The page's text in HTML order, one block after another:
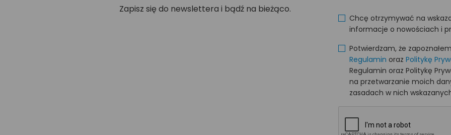
Zapisz się do newslettera i bądź na bieżąco.
Chcę otrzymywać na
informacje o nowościach i
Potwierdzam, że
Regulamin oraz Politykę
Regulamin oraz Politykę
na przetwarzanie moich
zasadach w nich